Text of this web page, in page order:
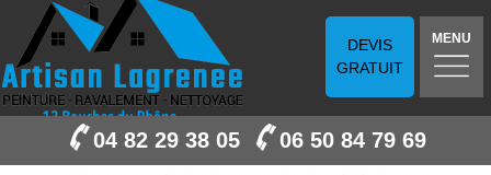
DEVIS
GRATUIT
MENU
04 82 29 38 05 06 50 84 79 69